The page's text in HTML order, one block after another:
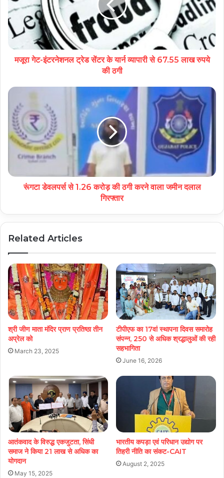
मजूरा गेट-इंटरनेशनल ट्रेड सेंटर के यार्न व्यापारी से 67.55 लाख रुपये
की ठगी
रूंगटा डेवलपर्स से 1.26 करोड़ की ठगी करने वाला जमीन दलाल
गिरफ्तार
Related Articles
श्री जीण माता मंदिर प्राण प्रतिष्ठा तीन
अप्रेल को
March 23, 2025
टीपीएफ का 17वां स्थापना दिवस समारोह
संपन्न, 250 से अधिक श्रद्धालुओं की रही
सहभागिता
June 16, 2026
आतंकवाद के विरुद्ध एकजुटता, सिंधी
समाज ने किया 21 लाख से अधिक का
योगदान
May 15, 2025
भारतीय कपड़ा एवं परिधान उद्योग पर
तिहरी नीति का संकट-CAIT
August 2, 2025